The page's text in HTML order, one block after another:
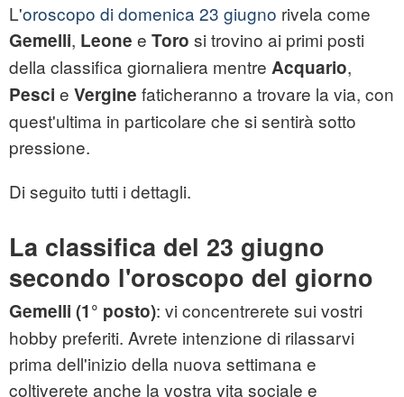
L'oroscopo di domenica 23 giugno rivela come
Gemelli, Leone e Toro si trovino ai primi posti
della classifica giornaliera mentre Acquario,
Pesci e Vergine faticheranno a trovare la via, con
quest'ultima in particolare che si sentirà sotto
pressione.
Di seguito tutti i dettagli.
La classifica del 23 giugno
secondo l'oroscopo del giorno
Gemelli (1° posto): vi concentrerete sui vostri
hobby preferiti. Avrete intenzione di rilassarvi
prima dell'inizio della nuova settimana e
coltiverete anche la vostra vita sociale e